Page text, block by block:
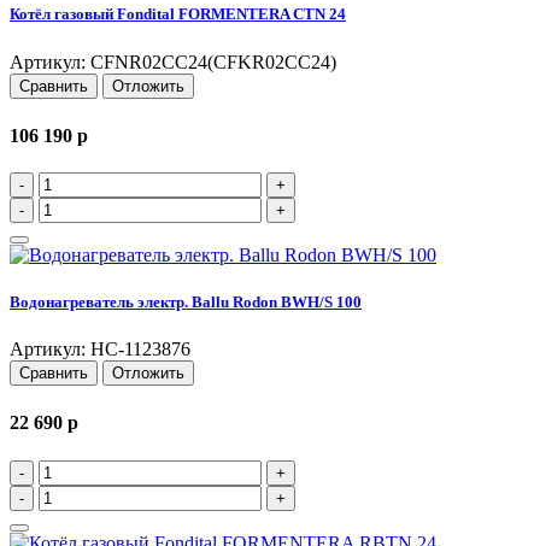
Котёл газовый Fondital FORMENTERA CTN 24
Артикул: CFNR02CC24(CFKR02CC24)
Сравнить Отложить
106 190 p
-
+
-
+
Водонагреватель электр. Ballu Rodon BWH/S 100
Артикул: НС-1123876
Сравнить Отложить
22 690 p
-
+
-
+